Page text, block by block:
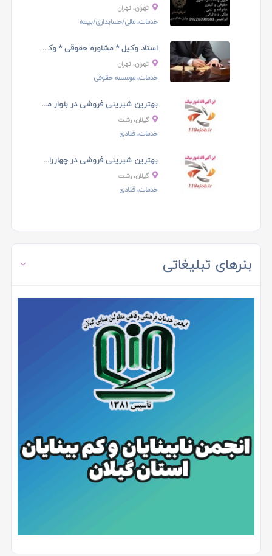
تهران، تهران
خدمات، مالی/حسابداری/بیمه
استاد وکیل * مشاوره حقوقی * وکیل ملکی * ...
تهران، تهران
خدمات، موسسه حقوقی
بهترین شیرینی فروشی در بلوار معلم رشت - خانه ...
گیلان، رشت
خدمات، قنادی
بهترین شیرینی فروشی در چهارراه پورسینا رشت - خانه ...
گیلان، رشت
خدمات، قنادی
بنرهای تبلیغاتی